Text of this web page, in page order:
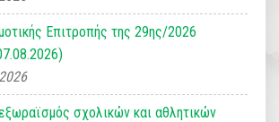
Επιτροπής της 29ης/2026
σχολικών και αθλητικών